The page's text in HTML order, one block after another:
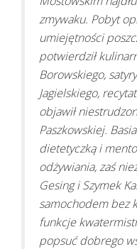
zmywaku. Pobyt
umiejętności
potwierdził
Borowskiego,
Jagielskiego,
objawił
Paszkowskiej.
dietetyczką i
odżywiania, zaś
Gesing i Szymek
samochodem bez
funkcje
popsuć dobrego